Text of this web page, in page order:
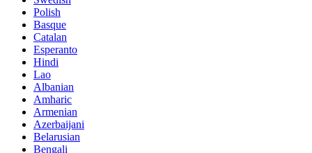
Polish
Basque
Catalan
Esperanto
Hindi
Lao
Albanian
Amharic
Armenian
Azerbaijani
Belarusian
Bengali